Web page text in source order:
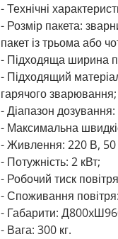
- Технічні
- Розмір пакета:
пакет із трьома або
- Підходяща ширина
- Підходящий
гарячого зварювання;
- Діапазон дозування:
- Максимальна
- Живлення: 220 В, 50
- Потужність: 2 кВт;
- Робочий тиск
- Споживання
- Габарити:
- Вага: 300 кг.